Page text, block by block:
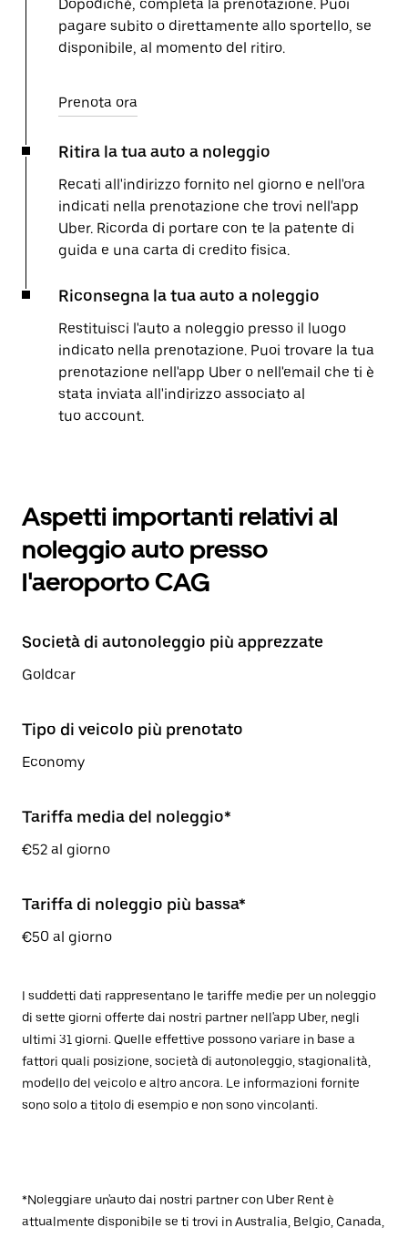
Dopodiché, completa la prenotazione. Puoi
pagare subito o direttamente allo sportello, se
disponibile, al momento del ritiro.
Prenota ora
Ritira la tua auto a noleggio
Recati all'indirizzo fornito nel giorno e nell'ora
indicati nella prenotazione che trovi nell'app
Uber. Ricorda di portare con te la patente di
guida e una carta di credito fisica.
Riconsegna la tua auto a noleggio
Restituisci l'auto a noleggio presso il luogo
indicato nella prenotazione. Puoi trovare la tua
prenotazione nell'app Uber o nell'email che ti è
stata inviata all'indirizzo associato al
tuo account.
Aspetti importanti relativi al
noleggio auto presso
l'aeroporto CAG
Società di autonoleggio più apprezzate
Goldcar
Tipo di veicolo più prenotato
Economy
Tariffa media del noleggio*
€52 al giorno
Tariffa di noleggio più bassa*
€50 al giorno
I suddetti dati rappresentano le tariffe medie per un noleggio
di sette giorni offerte dai nostri partner nell'app Uber, negli
ultimi 31 giorni. Quelle effettive possono variare in base a
fattori quali posizione, società di autonoleggio, stagionalità,
modello del veicolo e altro ancora. Le informazioni fornite
sono solo a titolo di esempio e non sono vincolanti.
*Noleggiare un'auto dai nostri partner con Uber Rent è
attualmente disponibile se ti trovi in Australia, Belgio, Canada,